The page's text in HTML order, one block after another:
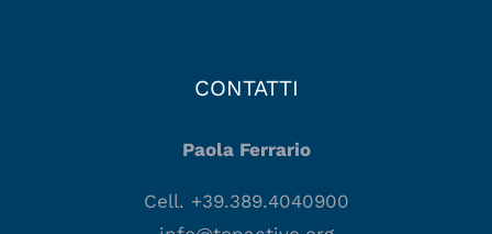
CONTATTI
Paola Ferrario
Cell. +39.389.4040900